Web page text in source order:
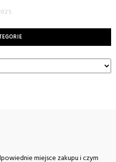
miejsce zakupu i czym